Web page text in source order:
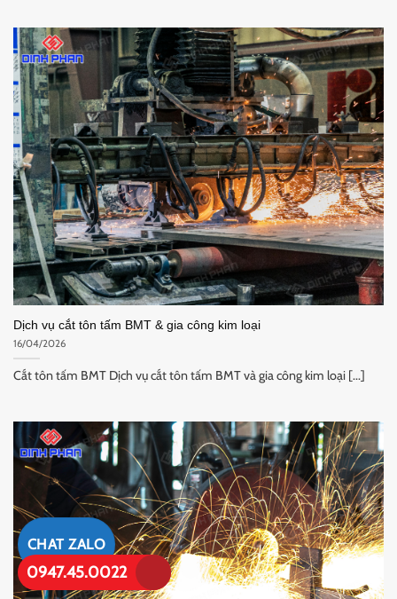
CHAT ZALO
0947.45.0022
Dịch vụ cắt tôn tấm BMT & gia công kim loại
16/04/2026
Cắt tôn tấm BMT Dịch vụ cắt tôn tấm BMT và gia công kim loại [...]